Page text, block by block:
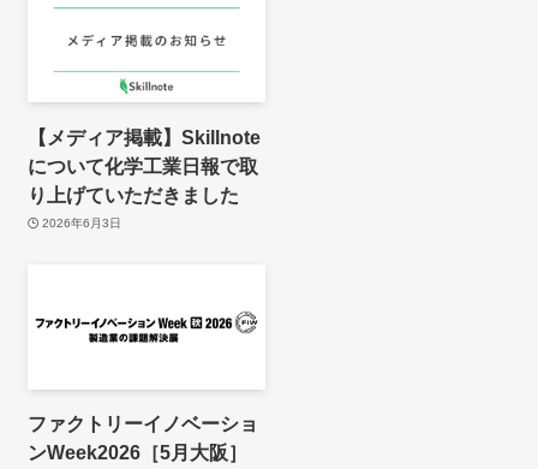
【メディア掲載】Skillnote
について化学工業日報で取
り上げていただきました
2026年6月3日
ファクトリーイノベーショ
ンWeek2026［5月大阪］